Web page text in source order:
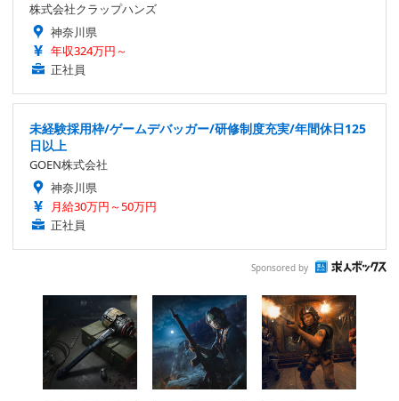
株式会社クラップハンズ
神奈川県
年収324万円～
正社員
未経験採用枠/ゲームデバッガー/研修制度充実/年間休日125
日以上
GOEN株式会社
神奈川県
月給30万円～50万円
正社員
Sponsored by